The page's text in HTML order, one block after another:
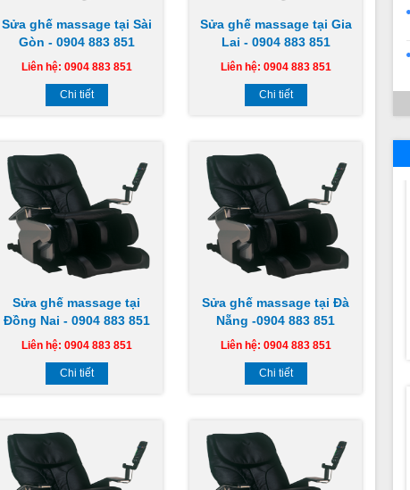
Sửa ghế massage tại Sài
Gòn - 0904 883 851
Liên hệ: 0904 883 851
Chi tiết
Sửa ghế massage tại Gia
Lai - 0904 883 851
Liên hệ: 0904 883 851
Chi tiết
Sửa ghế massage tại
Đồng Nai - 0904 883 851
Liên hệ: 0904 883 851
Chi tiết
Sửa ghế massage tại Đà
Nẵng -0904 883 851
Liên hệ: 0904 883 851
Chi tiết